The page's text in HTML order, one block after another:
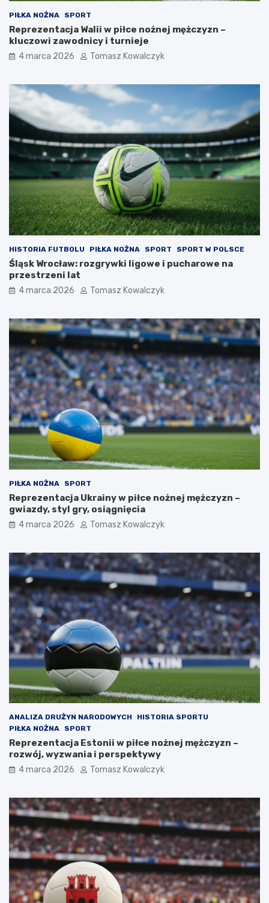
PIŁKA NOŻNA SPORT
Reprezentacja Walii w piłce nożnej mężczyzn –
kluczowi zawodnicy i turnieje
4 marca 2026 Tomasz Kowalczyk
HISTORIA FUTBOLU PIŁKA NOŻNA SPORT SPORT W POLSCE
Śląsk Wrocław: rozgrywki ligowe i pucharowe na
przestrzeni lat
4 marca 2026 Tomasz Kowalczyk
PIŁKA NOŻNA SPORT
Reprezentacja Ukrainy w piłce nożnej mężczyzn –
gwiazdy, styl gry, osiągnięcia
4 marca 2026 Tomasz Kowalczyk
ANALIZA DRUŻYN NARODOWYCH
HISTORIA SPORTU
PIŁKA NOŻNA
SPORT
Reprezentacja Estonii w piłce nożnej mężczyzn –
rozwój, wyzwania i perspektywy
4 marca 2026 Tomasz Kowalczyk